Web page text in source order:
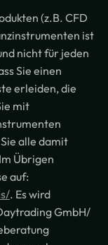
(z.B. CFD
ist
nicht für jeden
Sie einen
erleiden, die
mit
alle damit
Übrigen
auf:
. Es wird
GmbH/